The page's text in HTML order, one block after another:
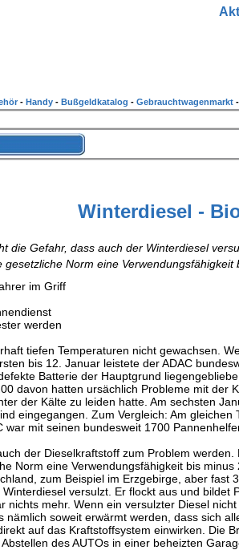
Winterdiesel -
die Gefahr, dass auch der Winterdiesel
Norm eine Verwendungsfähigkeit
im Griff
werden
tiefen Temperaturen nicht gewachsen.
bis 12. Januar leistete der ADAC
Batterie der Hauptgrund
davon hatten ursächlich Probleme mit der
der Kälte zu leiden hatte. Am sechsten
eingegangen. Zum Vergleich: Am gleichen
war mit seinen bundesweit 1700
der Dieselkraftstoff zum Problem
Norm eine Verwendungsfähigkeit bis
zum Beispiel im Erzgebirge, aber
versulzt. Er flockt aus und bildet
nichts mehr. Wenn ein versulzter Diesel
nämlich soweit erwärmt werden, dass sich
auf das Kraftstoffsystem einwirken. Die
des AUTOs in einer beheizten
- Handy - Bußgeldkatalog - Gebrauchtwagenmarkt -